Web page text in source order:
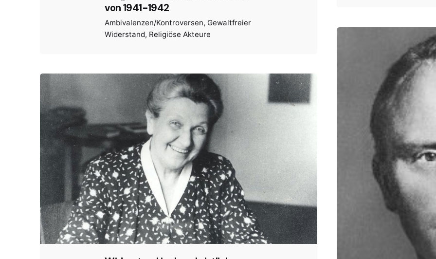
von 1941-1942
Ambivalenzen/Kontroversen Gewaltfreier
Widerstand Religiöse Akteure